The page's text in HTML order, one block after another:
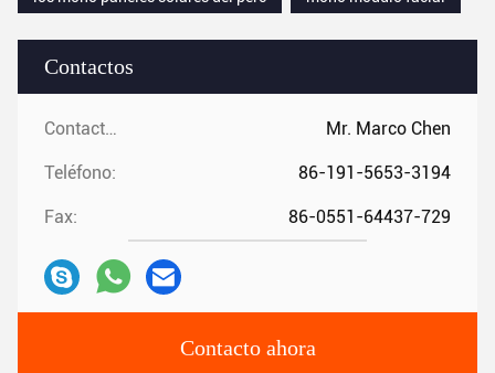
Contactos
Contactos: Mr. Marco Chen
Teléfono: 86-191-5653-3194
Fax: 86-0551-64437-729
Contacto ahora